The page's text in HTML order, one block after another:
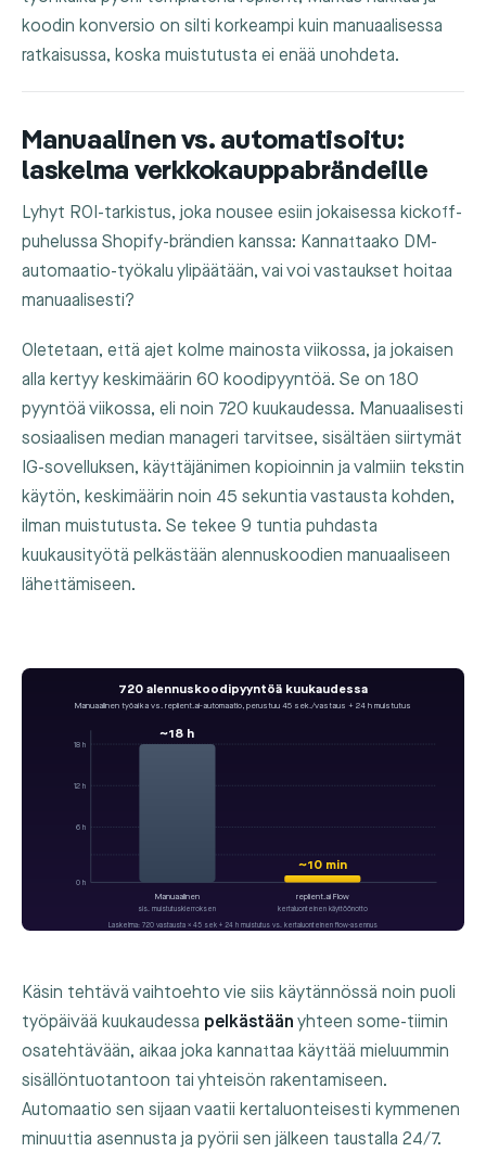
koodin konversio on silti korkeampi kuin manuaalisessa
ratkaisussa, koska muistutusta ei enää unohdeta.
Manuaalinen vs. automatisoitu:
laskelma verkkokauppabrändeille
Lyhyt ROI-tarkistus, joka nousee esiin jokaisessa kickoff-
puhelussa Shopify-brändien kanssa: Kannattaako DM-
automaatio-työkalu ylipäätään, vai voi vastaukset hoitaa
manuaalisesti?
Oletetaan, että ajet kolme mainosta viikossa, ja jokaisen
alla kertyy keskimäärin 60 koodipyyntöä. Se on 180
pyyntöä viikossa, eli noin 720 kuukaudessa. Manuaalisesti
sosiaalisen median manageri tarvitsee, sisältäen siirtymät
IG-sovelluksen, käyttäjänimen kopioinnin ja valmiin tekstin
käytön, keskimäärin noin 45 sekuntia vastausta kohden,
ilman muistutusta. Se tekee 9 tuntia puhdasta
kuukausityötä pelkästään alennuskoodien manuaaliseen
lähettämiseen.
720 alennuskoodipyyntöä kuukaudessa
Manuaalinen työaika vs. replient.ai-automaatio, perustuu 45 sek./vastaus + 24 h muistutus
18 h
12 h
6 h
0 h
~18 h
Manuaalinen
sis. muistutuskierroksen
~10 min
replient.ai Flow
kertaluonteinen käyttöönotto
Laskelma: 720 vastausta × 45 sek + 24 h muistutus vs. kertaluonteinen flow-asennus
Käsin tehtävä vaihtoehto vie siis käytännössä noin puoli
työpäivää kuukaudessa pelkästään yhteen some-tiimin
osatehtävään, aikaa joka kannattaa käyttää mieluummin
sisällöntuotantoon tai yhteisön rakentamiseen.
Automaatio sen sijaan vaatii kertaluonteisesti kymmenen
minuuttia asennusta ja pyörii sen jälkeen taustalla 24/7.